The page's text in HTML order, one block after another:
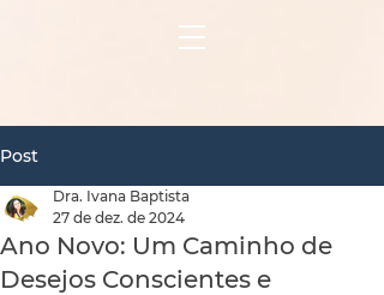
Post
Ano Novo: Um Caminho de
Desejos Conscientes e
Dra. Ivana Baptista
27 de dez. de 2024